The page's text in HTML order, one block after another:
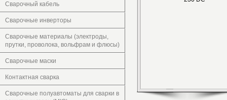
Сварочный кабель
Сварочные инверторы
Сварочные материалы (электроды,
прутки, проволока, вольфрам и флюсы)
Сварочные маски
Контактная сварка
Сварочные полуавтоматы для сварки в